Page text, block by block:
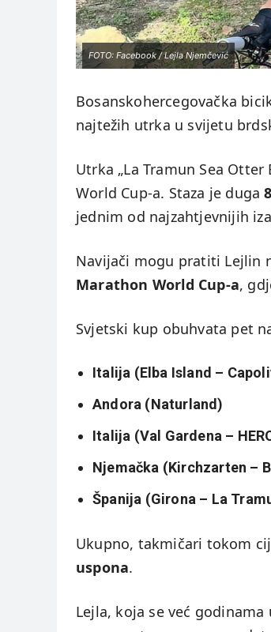
FOTO: Facebook / Lejla Njemčević
Bosanskohercegovačka
najtežih utrka u svijetu
Utrka „La Tramun Sea
World Cup-a. Staza je duga
jednim od najzahtjevnijih
Navijači mogu pratiti Lejlin
Marathon World Cup-a,
Svjetski kup obuhvata pet
Italija (Elba Island –
Andora (Naturland)
Italija (Val Gardena –
Njemačka (Kirchzarten –
Španija (Girona – La
Ukupno, takmičari tokom
uspona.
Lejla, koja se već